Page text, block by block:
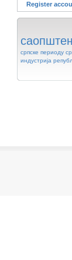
Register
српске периоду
индустрија